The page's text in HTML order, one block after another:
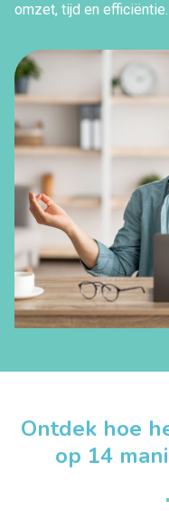
omzet, tijd en efficiëntie.
Ontdek hoe
op 14